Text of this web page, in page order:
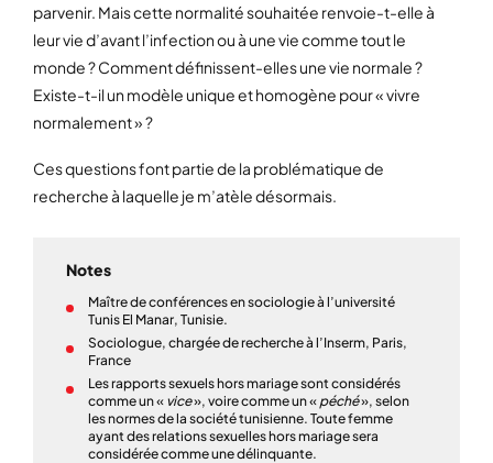
parvenir. Mais cette normalité souhaitée renvoie-t-elle à
leur vie d’avant l’infection ou à une vie comme tout le
monde ? Comment définissent-elles une vie normale ?
Existe-t-il un modèle unique et homogène pour « vivre
normalement » ?
Ces questions font partie de la problématique de
recherche à laquelle je m’atèle désormais.
Notes
Maître de conférences en sociologie à l’université
Tunis El Manar, Tunisie.
Sociologue, chargée de recherche à l’Inserm, Paris,
France
Les rapports sexuels hors mariage sont considérés
comme un « vice», voire comme un « péché», selon
les normes de la société tunisienne. Toute femme
ayant des relations sexuelles hors mariage sera
considérée comme une délinquante.